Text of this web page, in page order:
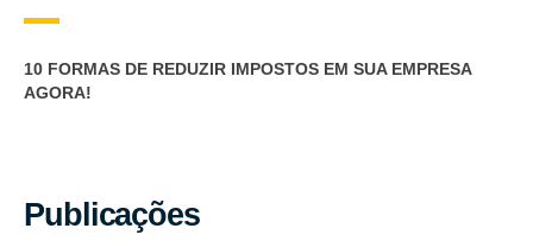
10 FORMAS DE REDUZIR IMPOSTOS EM SUA EMPRESA
AGORA!
Publicações